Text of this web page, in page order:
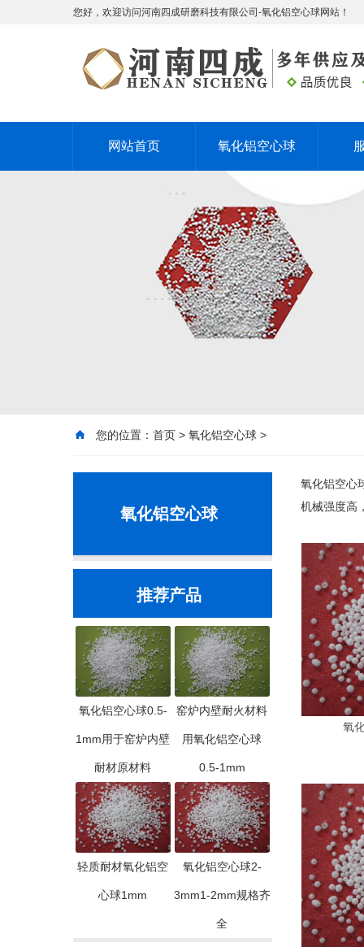
您好，欢迎访问河南四成研磨科技有限公司-氧化铝空心球网站！
网站首页 氧化铝空心球
您的位置： 首页 > 氧化铝空心球 >
氧化铝空心球
推荐产品
氧化铝空心球0.5-
1mm用于窑炉内壁
耐材原材料
窑炉内壁耐火材料
用氧化铝空心球
0.5-1mm
轻质耐材氧化铝空
心球1mm
氧化铝空心球2-
3mm1-2mm规格齐
全
氧化铝空心
机械强度高
氧